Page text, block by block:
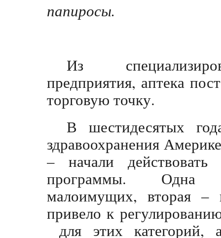
папиросы.
Из
предприятия, аптека
торговую точку.
В шестидесятых
здравоохранения
– начали действовать
программы. Одна
малоимущих, вторая –
привело к
для этих категорий,